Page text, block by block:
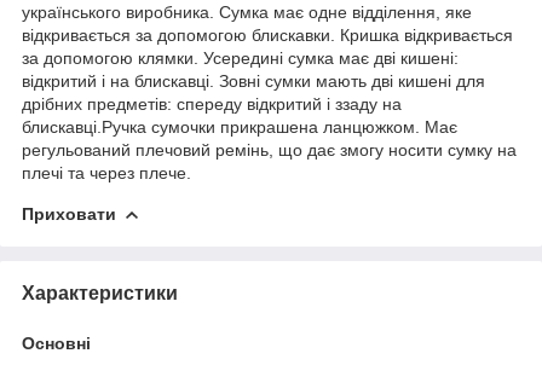
українського виробника. Сумка має одне відділення, яке
відкривається за допомогою блискавки. Кришка відкривається
за допомогою клямки. Усередині сумка має дві кишені:
відкритий і на блискавці. Зовні сумки мають дві кишені для
дрібних предметів: спереду відкритий і ззаду на
блискавці.Ручка сумочки прикрашена ланцюжком. Має
регульований плечовий ремінь, що дає змогу носити сумку на
плечі та через плече.
Приховати
Характеристики
Основні